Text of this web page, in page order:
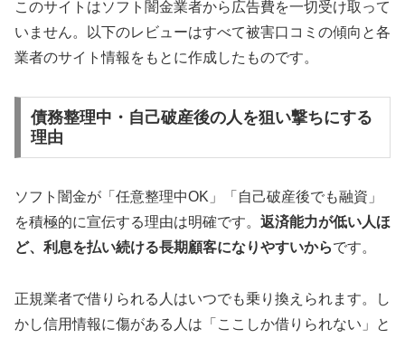
このサイトはソフト闇金業者から広告費を一切受け取って
いません。以下のレビューはすべて被害口コミの傾向と各
業者のサイト情報をもとに作成したものです。
債務整理中・自己破産後の人を狙い撃ちにする
理由
ソフト闇金が「任意整理中OK」「自己破産後でも融資」
を積極的に宣伝する理由は明確です。 返済能力が低い人ほ
ど、利息を払い続ける長期顧客になりやすいからです。
正規業者で借りられる人はいつでも乗り換えられます。し
かし信用情報に傷がある人は「ここしか借りられない」と